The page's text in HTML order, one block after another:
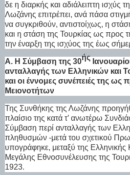
δε η διαρκής και αδιάλειπτη ισχύς
Λωζάνης επιτρέπει, ανά πάσα
να συγκριθούν, αντιστοίχως, η
και η στάση της Τουρκίας ως προς
την έναρξη της ισχύος της έως
Α. Η Σύμβαση της 30ής
ανταλλαγής των Ελληνικών και
και οι έννομες συνέπειές της ως
Μειονοτήτων
Της Συνθήκης της Λωζάνης
πλαίσιο της κατά τ’ ανωτέρω
Σύμβαση περί ανταλλαγής των
πληθυσμών -μετά του σχετικού
υπογράφηκε, μεταξύ της Ελληνικής
Μεγάλης Εθνοσυνέλευσης της
1923.